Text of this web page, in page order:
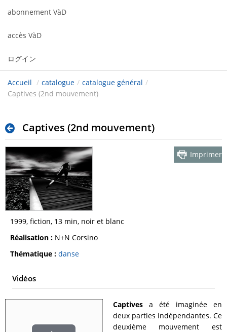
abonnement VàD
accès VàD
ログイン
Accueil / catalogue / catalogue général /
Captives (2nd mouvement)
Captives (2nd mouvement)
Imprimer
1999, fiction, 13 min, noir et blanc
Réalisation : N+N Corsino
Thématique : danse
Vidéos
Captives a été imaginée en
deux parties indépendantes. Ce
deuxième mouvement est